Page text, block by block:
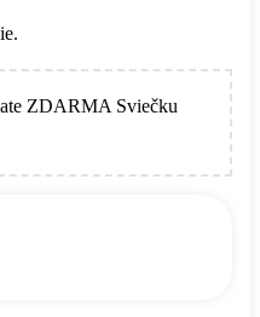
ZDARMA Sviečku